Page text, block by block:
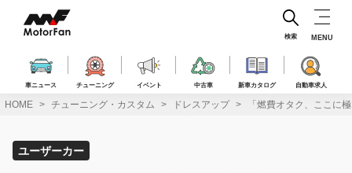
ス
車ニュース チューニング イベント 中古車 新車カタログ 自動車求人
検索 MENU
HOME チューニング・カスタム ドレスアップ 「燃費オタク、ここに
ユーザーカー